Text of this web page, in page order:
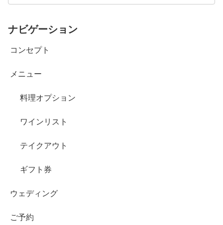
ナビゲーション
コンセプト
メニュー
料理オプション
ワインリスト
テイクアウト
ギフト券
ウェディング
ご予約